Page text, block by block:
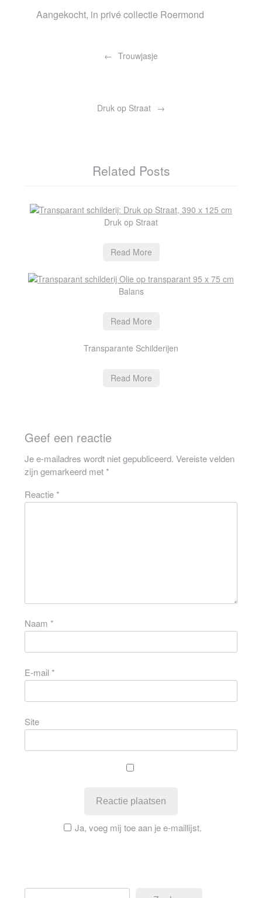
Aangekocht, in privé collectie Roermond
Trouwjasje
Druk op Straat
Related Posts
Druk op Straat
Read More
Balans
Read More
Transparante Schilderijen
Read More
Geef een reactie
Je e-mailadres wordt niet gepubliceerd. Vereiste velden
zijn gemarkeerd met*
Reactie*
Naam*
E-mail*
Site
Ja, voeg mij toe aan je e-maillijst.